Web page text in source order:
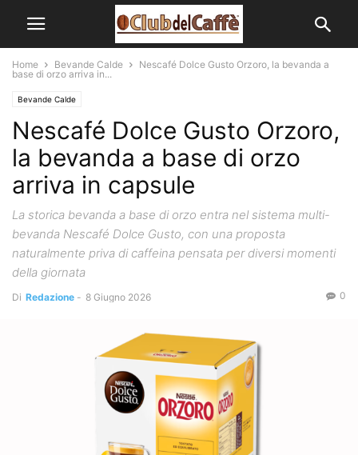
Home Bevande Calde
Nescafé Dolce Gusto Orzoro, la bevanda a
base di orzo arriva in...
Bevande Calde
Nescafé Dolce Gusto Orzoro,
la bevanda a base di orzo
arriva in capsule
La storica bevanda a base di orzo entra nel sistema multi-
bevanda Nescafé Dolce Gusto, con una proposta
naturalmente priva di caffeina pensata per diversi momenti
della giornata
Di Redazione - 8 Giugno 2026 0